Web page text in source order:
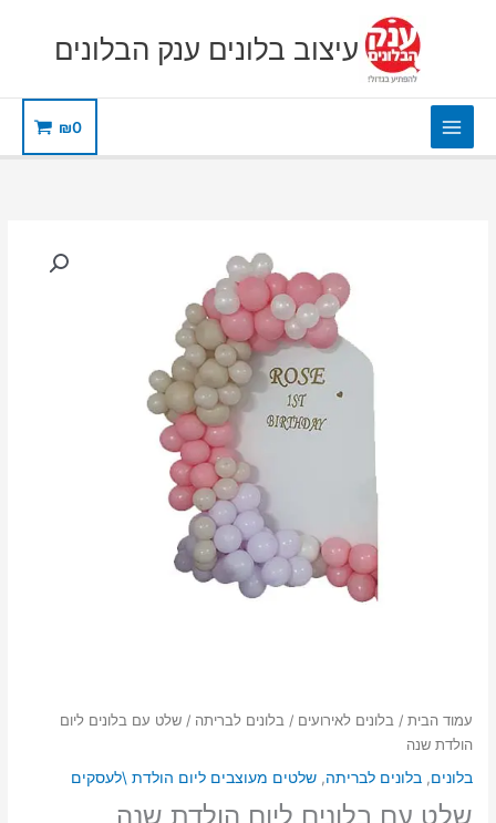
עיצוב בלונים ענק הבלונים
₪0
עמוד הבית / בלונים לאירועים / בלונים לבריתה / שלט עם בלונים ליום
הולדת שנה
בלונים,בלונים לבריתה,שלטים מעוצבים ליום הולדת \לעסקים
שלט עם בלונים ליום הולדת שנה